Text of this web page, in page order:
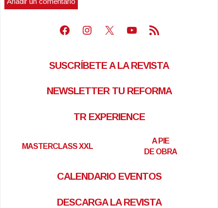
Facebook
Instagram
X Youtube
Feed RSS
SUSCRÍBETE A LA REVISTA
NEWSLETTER TU REFORMA
TR EXPERIENCE
MASTERCLASS XXL
A PIE
DE OBRA
CALENDARIO EVENTOS
DESCARGA LA REVISTA